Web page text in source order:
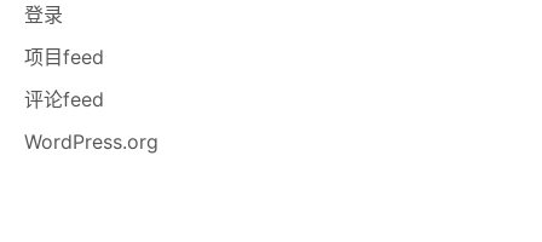
登录
项目feed
评论feed
WordPress.org